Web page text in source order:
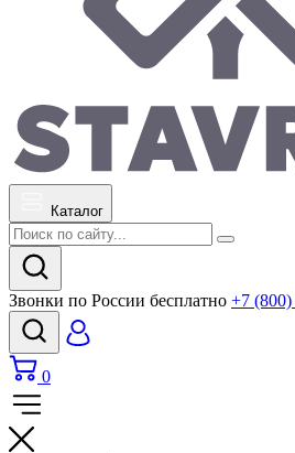
Каталог
Звонки по России бесплатно +7
0